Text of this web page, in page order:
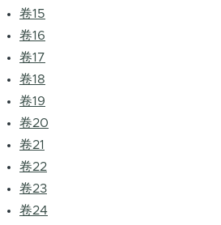
卷15
卷16
卷17
卷18
卷19
卷20
卷21
卷22
卷23
卷24